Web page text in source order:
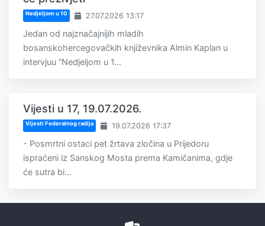
Nedjeljom u 10 27.07.2026 13:17
Jedan od najznačajnijih mladih
bosanskohercegovačkih književnika Almin Kaplan u
intervjuu “Nedjeljom u 1...
Vijesti u 17, 19.07.2026.
Vijesti Federalnog radija 19.07.2026 17:37
- Posmrtni ostaci pet žrtava zločina u Prijedoru
ispraćeni iz Sanskog Mosta prema Kamičanima, gdje
će sutra bi...